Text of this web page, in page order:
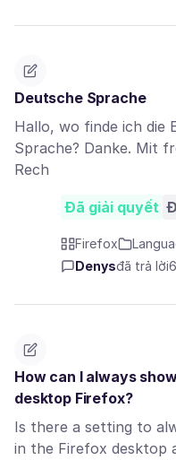
Deutsche Sprache
Hallo, wo finde ich die
Sprache? Danke. Mit
Rech
Đã giải quyết
Firefox
Denysđã trả lời
How can I always
desktop Firefox?
Is there a setting to
in the Firefox desktop